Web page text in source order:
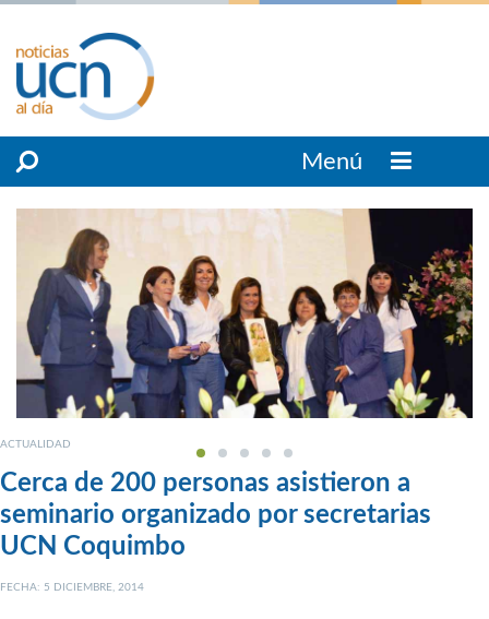
Menú
ACTUALIDAD
Cerca de 200 personas asistieron a
seminario organizado por secretarias
UCN Coquimbo
FECHA: 5 DICIEMBRE, 2014